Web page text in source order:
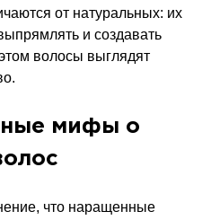
от натуральных: их
и создавать
волосы выглядят
мифы о
что наращенные